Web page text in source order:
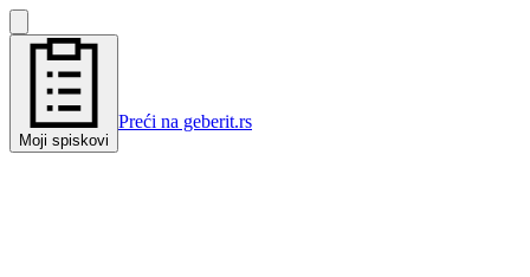
Moji spiskovi
Preći na geberit.rs